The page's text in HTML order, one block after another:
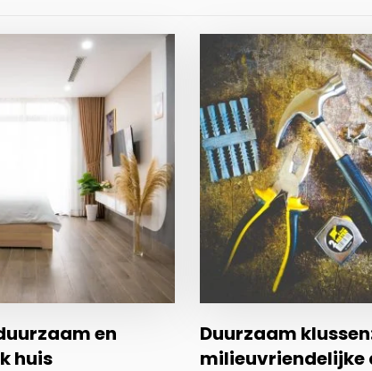
en
huis
Duurzaam